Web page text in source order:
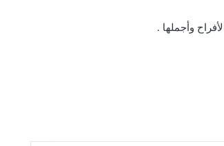
وأجملها .